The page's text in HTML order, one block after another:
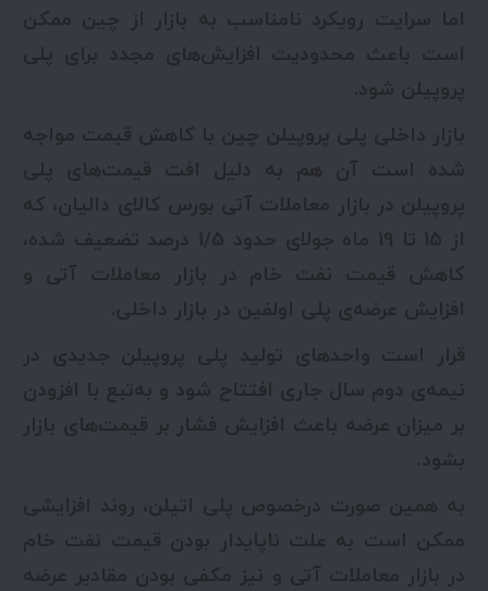
اما سرایت رویکرد نامناسب به بازار از چین ممکن
است باعث محدودیت افزایش‌های مجدد برای پلی
پروپیلن شود.
بازار داخلی پلی پروپیلن چین با کاهش قیمت مواجه
شده است آن هم به دلیل افت قیمت‌های پلی
پروپیلن در بازار معاملات آتی بورس کالای دالیان، که
از 15 تا 19 ماه جولای حدود 1/5 درصد تضعیف شده،
کاهش قیمت نفت خام در بازار معاملات آتی و
افزایش عرضه‌ی پلی اولفین در بازار داخلی.
قرار است واحدهای تولید پلی پروپیلن جدیدی در
نیمه‌ی دوم سال جاری افتتاح شود و به‌تبع با افزودن
بر میزان عرضه باعث افزایش فشار بر قیمت‌های بازار
بشود.
به همین صورت درخصوص پلی اتیلن، روند افزایشی
ممکن است به علت ناپایدار بودن قیمت نفت خام
در بازار معاملات آتی و نیز مکفی بودن مقادیر عرضه